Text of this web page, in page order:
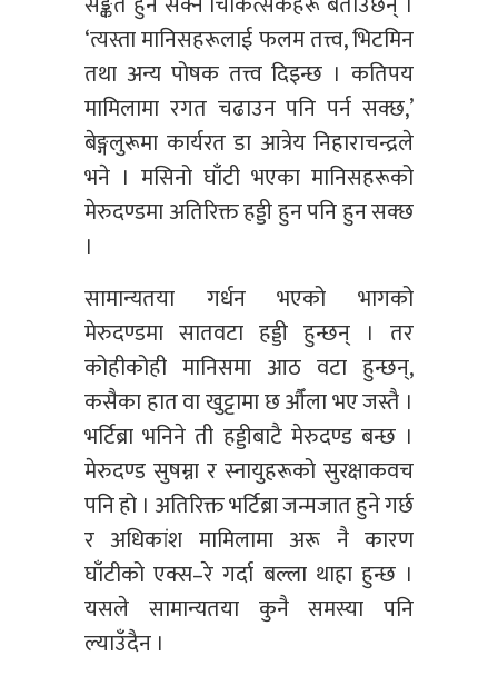
‘त्यस्ता मानिसहरूलाई फलम तत्त्व, भिटमिन
तथा अन्य पोषक तत्त्व दिइन्छ । कतिपय
मामिलामा रगत चढाउन पनि पर्न सक्छ,’
बेङ्गलुरूमा कार्यरत डा आत्रेय निहाराचन्द्रले
भने । मसिनो घाँटी भएका मानिसहरूको
मेरुदण्डमा अतिरिक्त हड्डी हुन पनि हुन सक्छ
।
सामान्यतया गर्धन भएको भागको
मेरुदण्डमा सातवटा हड्डी हुन्छन् । तर
कोहीकोही मानिसमा आठ वटा हुन्छन्,
कसैका हात वा खुट्टामा छ औँला भए जस्तै ।
भर्टिब्रा भनिने ती हड्डीबाटै मेरुदण्ड बन्छ ।
मेरुदण्ड सुषम्ना र स्नायुहरूको सुरक्षाकवच
पनि हो । अतिरिक्त भर्टिब्रा जन्मजात हुने गर्छ
र अधिकांश मामिलामा अरू नै कारण
घाँटीको एक्स–रे गर्दा बल्ला थाहा हुन्छ ।
यसले सामान्यतया कुनै समस्या पनि
ल्याउँदैन ।